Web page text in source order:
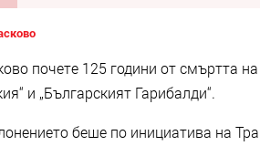
почете 125 години от смъртта
и „Българският Гарибалди“.
беше по инициатива на